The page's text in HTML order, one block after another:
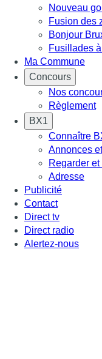
Nouveau
Fusion des
Bonjour
Fusillades
Ma Commune
Concours
Nos
Règlement
BX1
Connaître
Annonces
Regarder
Adresse
Publicité
Contact
Direct tv
Direct radio
Alertez-nous